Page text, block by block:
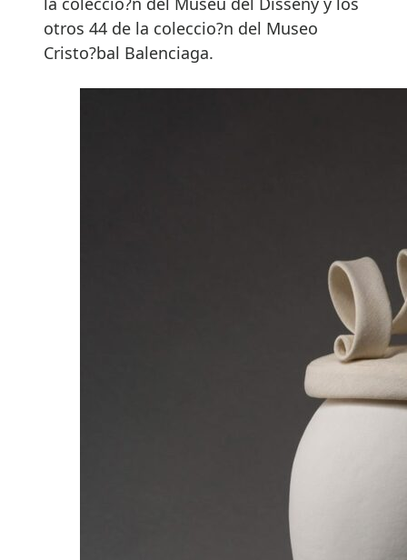
otros 44 de la coleccio?n del Museo
Cristo?bal Balenciaga.